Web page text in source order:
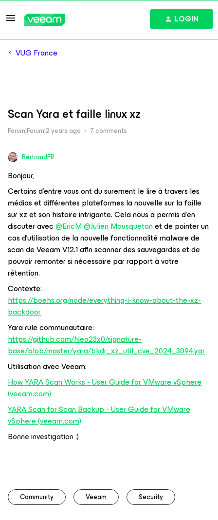
LOGIN
VUG France
Scan Yara et faille linux xz
Forum|Forum|2 years ago 7 comments
BertrandFR
Bonjour,
Certains d’entre vous ont du surement le lire à travers les
médias et différentes plateformes la nouvelle sur la faille
sur xz et son histoire intrigante. Cela nous a permis d’en
discuter avec@EricM@Julien Mousquetonet de pointer un
cas d’utilisation de la nouvelle fonctionnalité malware de
scan de Veeam V12.1 afin scanner des sauvegardes et de
pouvoir remonter si nécessaire par rapport à votre
rétention.
Contexte:
https://boehs.org/node/everything-i-know-about-the-xz-
backdoor
Yara rule communautaire:
https://github.com/Neo23x0/signature-
base/blob/master/yara/bkdr_xz_util_cve_2024_3094.yar
Utilisation avec Veeam:
How YARA Scan Works - User Guide for VMware vSphere
(veeam.com)
YARA Scan for Scan Backup - User Guide for VMware
vSphere (veeam.com)
Bonne investigation :)
Community Veeam Security